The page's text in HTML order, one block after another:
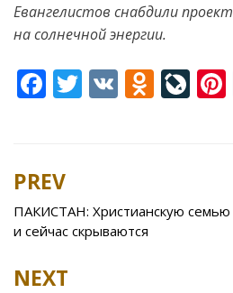
Евангелистов снабдили
на солнечной энергии.
F
b
o
o
T V O
kl
as
Li
u
r
Post
navigation
PREV
ПАКИСТАН: Христианскую семью
и сейчас скрываются
NEXT